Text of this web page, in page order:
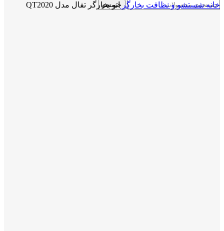
جستجو خانهشستشو و نظافت بخارگراتو بخارگر تفال مدل QT2020